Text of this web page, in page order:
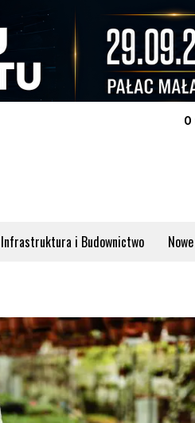
O
Infrastruktura i Budownictwo